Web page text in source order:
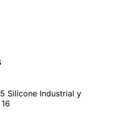
Silicone Industrial y